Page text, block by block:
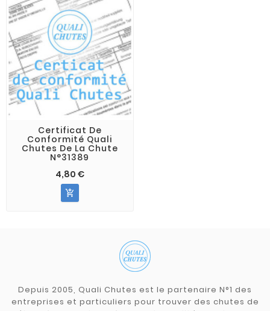
Certificat De
Conformité Quali
Chutes De La Chute
N°31389
4,80 €

Depuis 2005, Quali Chutes est le partenaire N°1 des
entreprises et particuliers pour trouver des chutes de